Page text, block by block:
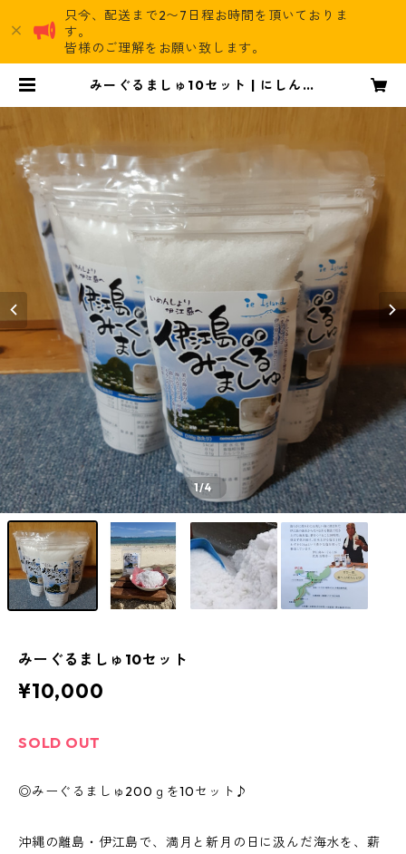
只今、配送まで2〜7日程お時間を頂いておりま
す。
皆様のご理解をお願い致します。
みーぐるましゅ10セット | にしんす
1/4
みーぐるましゅ10セット
¥10,000
SOLD OUT
◎みーぐるましゅ200ｇを10セット♪
沖縄の離島・伊江島で、満月と新月の日に汲んだ海水を、薪